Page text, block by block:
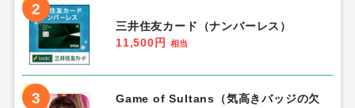
2
三井住友カード（ナンバーレス）
11,500円
相当
3
Game of Sultans（気高きバッジの欠